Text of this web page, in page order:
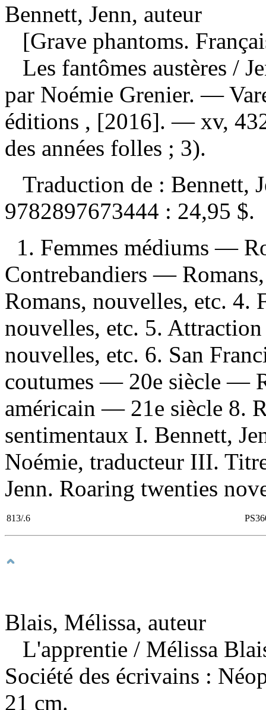
Bennett, Jenn, auteur
[Grave phantoms.
Les fantômes austères /
par Noémie Grenier. —
éditions , [2016]. — xv,
des années folles ; 3).
Traduction de : Bennett,
9782897673444 : 24,95 $.
1. Femmes médiums —
Contrebandiers —
Romans, nouvelles, etc. 4.
nouvelles, etc. 5.
nouvelles, etc. 6. San
coutumes — 20e siècle —
américain — 21e siècle 8.
sentimentaux I. Bennett,
Noémie, traducteur III.
Jenn. Roaring twenties
813/.6
Blais, Mélissa, auteur
L'apprentie / Mélissa
Société des écrivains :
21 cm.